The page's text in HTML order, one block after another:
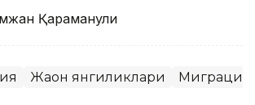
Қараманули
Жаҳон янгиликлари Миграция